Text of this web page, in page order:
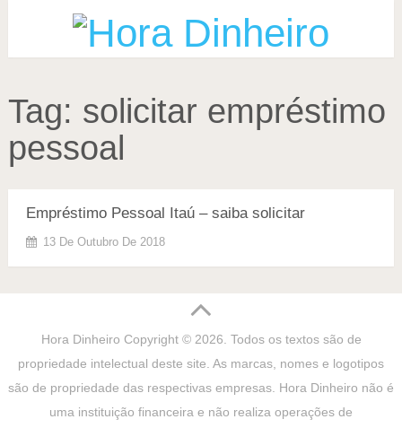
Tag: solicitar empréstimo
pessoal
Empréstimo Pessoal Itaú – saiba solicitar
13 De Outubro De 2018
Hora Dinheiro Copyright © 2026. Todos os textos são de
propriedade intelectual deste site. As marcas, nomes e logotipos
são de propriedade das respectivas empresas. Hora Dinheiro não é
uma instituição financeira e não realiza operações de